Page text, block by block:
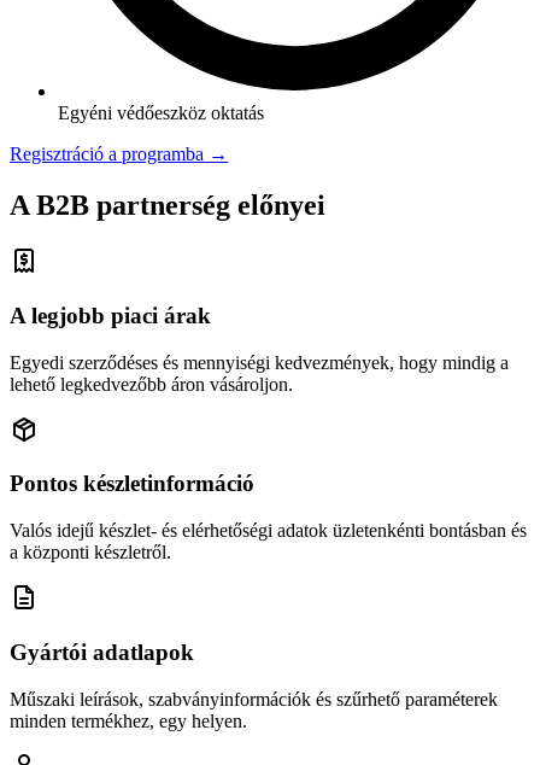
Egyéni védőeszköz oktatás
Regisztráció a programba →
A B2B partnerség előnyei
A legjobb piaci árak
Egyedi szerződéses és mennyiségi kedvezmények, hogy mindig a
lehető legkedvezőbb áron vásároljon.
Pontos készletinformáció
Valós idejű készlet- és elérhetőségi adatok üzletenkénti bontásban és
a központi készletről.
Gyártói adatlapok
Műszaki leírások, szabványinformációk és szűrhető paraméterek
minden termékhez, egy helyen.